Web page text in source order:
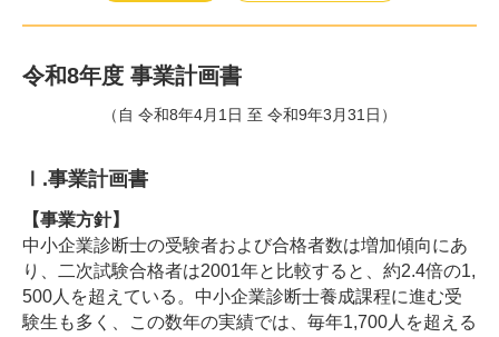
令和8年度 事業計画書
（自 令和8年4月1日 至 令和9年3月31日）
Ⅰ.事業計画書
【事業方針】
中小企業診断士の受験者および合格者数は増加傾向にあ
り、二次試験合格者は2001年と比較すると、約2.4倍の1,
500人を超えている。中小企業診断士養成課程に進む受
験生も多く、この数年の実績では、毎年1,700人を超える